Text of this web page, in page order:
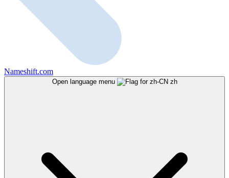
Nameshift.com
Open language menu zh